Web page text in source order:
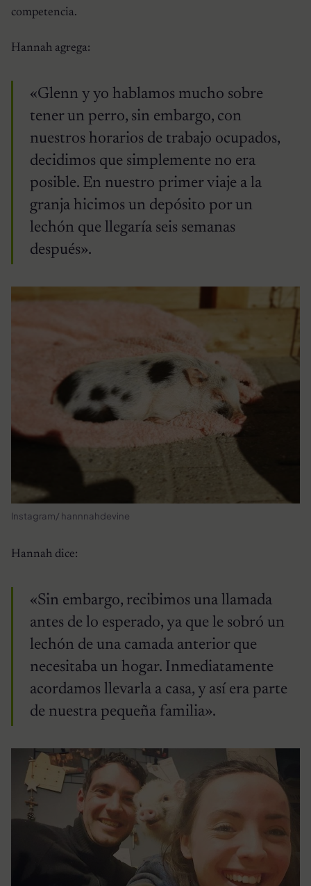
competencia.
Hannah agrega:
«Glenn y yo hablamos mucho sobre
tener un perro, sin embargo, con
nuestros horarios de trabajo ocupados,
decidimos que simplemente no era
posible. En nuestro primer viaje a la
granja hicimos un depósito por un
lechón que llegaría seis semanas
después».
Instagram/ hannnahdevine
Hannah dice:
«Sin embargo, recibimos una llamada
antes de lo esperado, ya que le sobró un
lechón de una camada anterior que
necesitaba un hogar. Inmediatamente
acordamos llevarla a casa, y así era parte
de nuestra pequeña familia».